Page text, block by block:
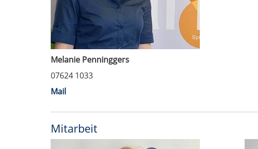
Melanie Penninggers
07624 1033
Mail
Mitarbeit